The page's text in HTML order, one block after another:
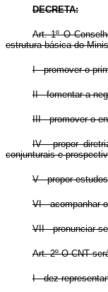
DECRETA:
Art. 1º O
estrutura básica do
I - promover o
II - fomentar a
III - promover o
IV - propor
conjunturais e
V - propor
VI - acompanhar
VII - pronunciar-
Art. 2º O CNT
I - dez